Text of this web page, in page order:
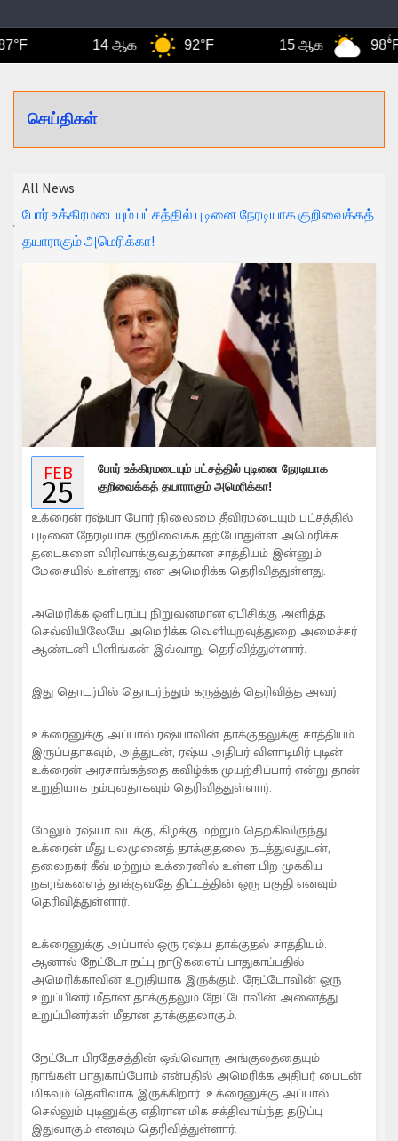
14 ஆக 92°F 15 ஆக 98°F
செய்திகள்
All News
போர் உக்கிரமடையும் பட்சத்தில் புடினை நேரடியாக குறிவைக்கத்
தயாராகும் அமெரிக்கா!
FEB
25
போர் உக்கிரமடையும் பட்சத்தில் புடினை நேரடியாக
குறிவைக்கத் தயாராகும் அமெரிக்கா!
உக்ரைன் ரஷ்யா போர் நிலைமை தீவிரமடையும் பட்சத்தில்,
புடினை நேரடியாக குறிவைக்க தற்போதுள்ள அமெரிக்க
தடைகளை விரிவாக்குவதற்கான சாத்தியம் இன்னும்
மேசையில் உள்ளது என அமெரிக்க தெரிவித்துள்ளது.
அமெரிக்க ஒளிபரப்பு நிறுவனமான ஏபிசிக்கு அளித்த
செவ்வியிலேயே அமெரிக்க வெளியுறவுத்துறை அமைச்சர்
ஆண்டனி பிளிங்கன் இவ்வாறு தெரிவித்துள்ளார்.
இது தொடர்பில் தொடர்ந்தும் கருத்துத் தெரிவித்த அவர்,
உக்ரைனுக்கு அப்பால் ரஷ்யாவின் தாக்குதலுக்கு சாத்தியம்
இருப்பதாகவும், அத்துடன், ரஷ்ய அதிபர் விளாடிமிர் புடின்
உக்ரைன் அரசாங்கத்தை கவிழ்க்க முயற்சிப்பார் என்று தான்
உறுதியாக நம்புவதாகவும் தெரிவித்துள்ளார்.
மேலும் ரஷ்யா வடக்கு, கிழக்கு மற்றும் தெற்கிலிருந்து
உக்ரைன் மீது பலமுனைத் தாக்குதலை நடத்துவதுடன்,
தலைநகர் கீவ் மற்றும் உக்ரைனில் உள்ள பிற முக்கிய
நகரங்களைத் தாக்குவதே திட்டத்தின் ஒரு பகுதி எனவும்
தெரிவித்துள்ளார்.
உக்ரைனுக்கு அப்பால் ஒரு ரஷ்ய தாக்குதல் சாத்தியம்.
ஆனால் நேட்டோ நட்பு நாடுகளைப் பாதுகாப்பதில்
அமெரிக்காவின் உறுதியாக இருக்கும். நேட்டோவின் ஒரு
உறுப்பினர் மீதான தாக்குதலும் நேட்டோவின் அனைத்து
உறுப்பினர்கள் மீதான தாக்குதலாகும்.
நேட்டோ பிரதேசத்தின் ஒவ்வொரு அங்குலத்தையும்
நாங்கள் பாதுகாப்போம் என்பதில் அமெரிக்க அதிபர் பைடன்
மிகவும் தெளிவாக இருக்கிறார். உக்ரைனுக்கு அப்பால்
செல்லும் புடினுக்கு எதிரான மிக சக்திவாய்ந்த தடுப்பு
இதுவாகும் எனவும் தெரிவித்துள்ளார்.